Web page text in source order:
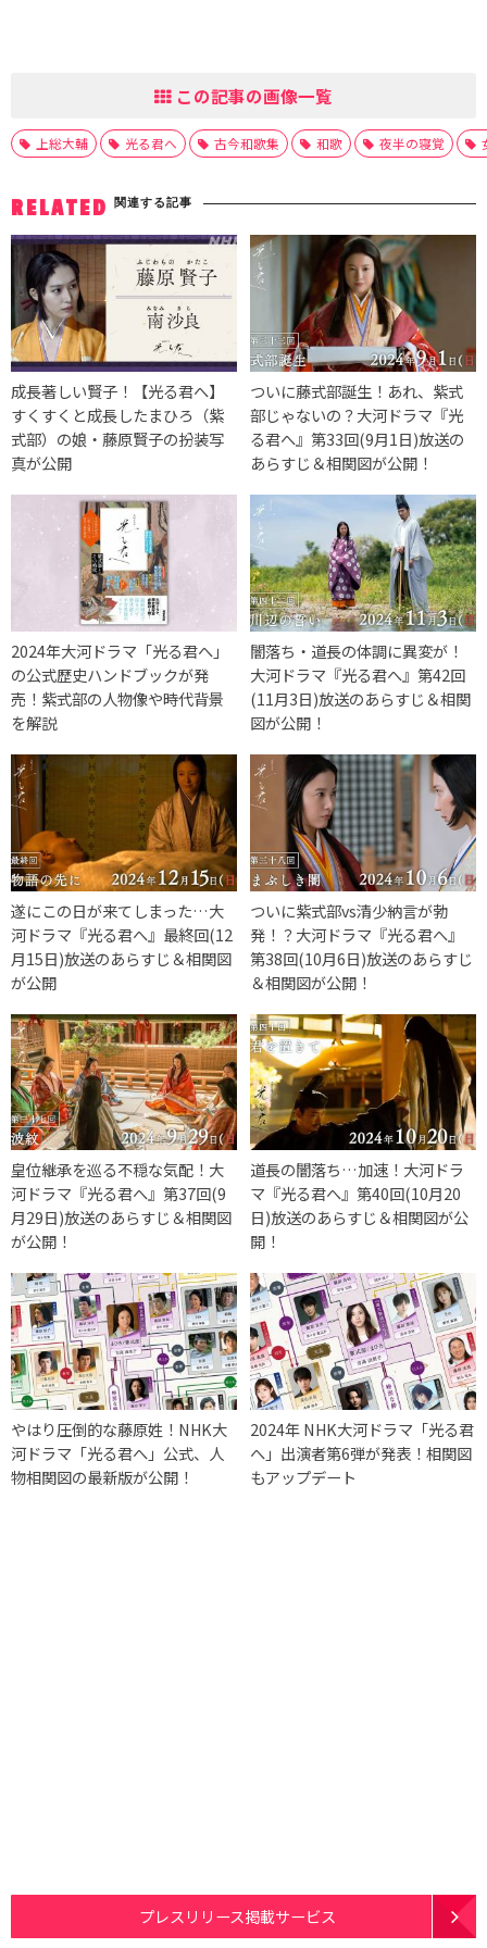
この記事の画像一覧
上総大輔 光る君へ 古今和歌集 和歌 夜半の寝覚
RELATED 関連する記事
成長著しい賢子！【光る君へ】
すくすくと成長したまひろ（紫
式部）の娘・藤原賢子の扮装写
真が公開
ついに藤式部誕生！あれ、紫式
部じゃないの？大河ドラマ『光
る君へ』第33回(9月1日)放送の
あらすじ＆相関図が公開！
2024年大河ドラマ「光る君へ」
の公式歴史ハンドブックが発
売！紫式部の人物像や時代背景
を解説
闇落ち・道長の体調に異変が！
大河ドラマ『光る君へ』第42回
(11月3日)放送のあらすじ＆相関
図が公開！
遂にこの日が来てしまった…大
河ドラマ『光る君へ』最終回(12
月15日)放送のあらすじ＆相関図
が公開
ついに紫式部vs清少納言が勃
発！？大河ドラマ『光る君へ』
第38回(10月6日)放送のあらすじ
＆相関図が公開！
皇位継承を巡る不穏な気配！大
河ドラマ『光る君へ』第37回(9
月29日)放送のあらすじ＆相関図
が公開！
道長の闇落ち…加速！大河ドラ
マ『光る君へ』第40回(10月20
日)放送のあらすじ＆相関図が公
開！
やはり圧倒的な藤原姓！NHK大
河ドラマ「光る君へ」公式、人
物相関図の最新版が公開！
2024年 NHK大河ドラマ「光る君
へ」出演者第6弾が発表！相関図
もアップデート
プレスリリース掲載サービス